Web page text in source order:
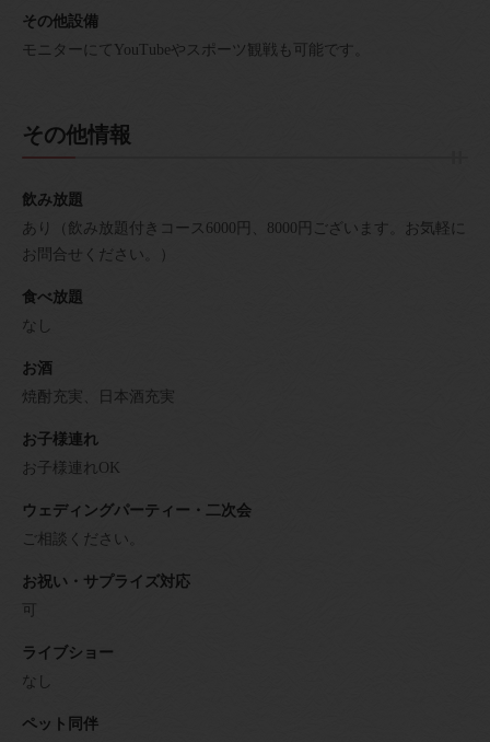
その他設備
モニターにてYouTubeやスポーツ観戦も可能です。
その他情報
飲み放題
あり（飲み放題付きコース6000円、8000円ございます。お気軽に
お問合せください。）
食べ放題
なし
お酒
焼酎充実、日本酒充実
お子様連れ
お子様連れOK
ウェディングパーティー・二次会
ご相談ください。
お祝い・サプライズ対応
可
ライブショー
なし
ペット同伴